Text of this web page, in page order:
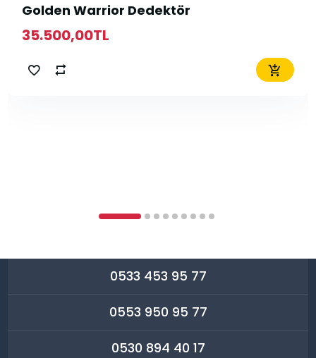
Golden Warrior Dedektör
35.500,00TL
0533 453 95 77
0553 950 95 77
0530 894 40 17